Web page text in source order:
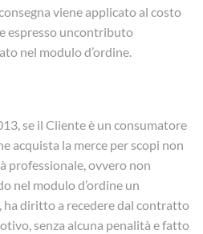
viene applicato al costo
espresso uncontributo
nel modulo d’ordine.
se il Cliente è un consumatore
acquista la merce per scopi non
ovvero non
nel modulo d’ordine un
diritto a recedere dal contratto
senza alcuna penalità e fatto